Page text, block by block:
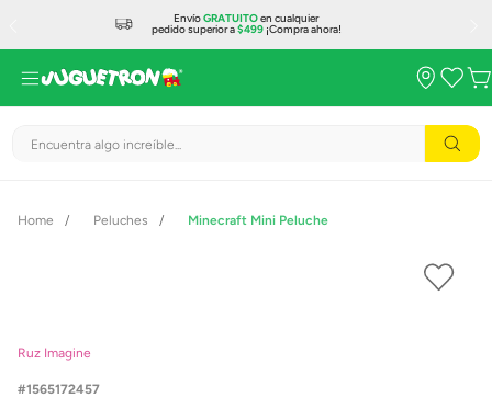
EnvíoGRATUITOen cualquier
pedido superior a$499¡Compra ahora!
Encuentra algo increíble...
Peluches Minecraft Mini Peluche
Ruz Imagine
1565172457